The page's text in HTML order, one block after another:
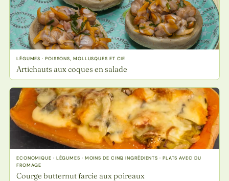
LÉGUMES · POISSONS, MOLLUSQUES ET CIE
Artichauts aux coques en salade
ECONOMIQUE · LÉGUMES · MOINS DE CINQ INGRÉDIENTS · PLATS AVEC DU
FROMAGE
Courge butternut farcie aux poireaux